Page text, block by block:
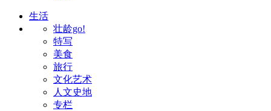
生活
壮龄go!
特写
美食
旅行
文化艺术
人文史地
专栏